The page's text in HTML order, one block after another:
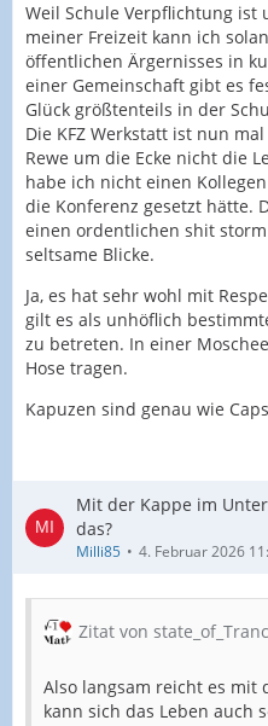
Weil Schule Verpflichtung ist
meiner Freizeit kann ich
öffentlichen Ärgernisses in
einer Gemeinschaft gibt es
Glück größtenteils in der
Die KFZ Werkstatt ist nun
Rewe um die Ecke nicht die
habe ich nicht einen
die Konferenz gesetzt hätte.
einen ordentlichen shit
seltsame Blicke.
Ja, es hat sehr wohl mit
gilt es als unhöflich
zu betreten. In einer
Hose tragen.
Kapuzen sind genau wie
Mit der Kappe im
das?
Milli85 4. Februar 2026
Zitat von
Also langsam reicht es mit
kann sich das Leben auch